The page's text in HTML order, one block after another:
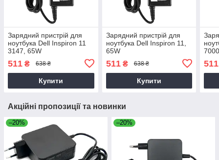
Зарядний пристрій для
ноутбука Dell Inspiron 11
3147, 65W
511 ₴ 638 ₴
Купити
Зарядний пристрій для
ноутбука Dell Inspiron 11,
65W
511₴ 638 ₴
Купити
511
Акційні пропозиції та новинки
–20% –20%